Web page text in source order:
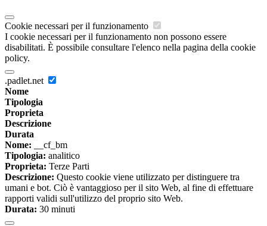
Cookie necessari per il funzionamento
I cookie necessari per il funzionamento non possono essere
disabilitati. È possibile consultare l'elenco nella pagina della cookie
policy.
.padlet.net
Nome
Tipologia
Proprieta
Descrizione
Durata
Nome: __cf_bm
Tipologia: analitico
Proprieta: Terze Parti
Descrizione: Questo cookie viene utilizzato per distinguere tra
umani e bot. Ciò è vantaggioso per il sito Web, al fine di effettuare
rapporti validi sull'utilizzo del proprio sito Web.
Durata: 30 minuti